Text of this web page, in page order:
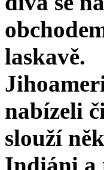
laskavě.
nabízeli
slouží
Indiáni a